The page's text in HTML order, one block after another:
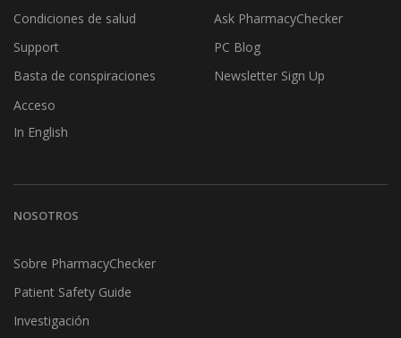
Condiciones de salud
Support
Basta de conspiraciones
Acceso
In English
Ask PharmacyChecker
PC Blog
Newsletter Sign Up
NOSOTROS
Sobre PharmacyChecker
Patient Safety Guide
Investigación